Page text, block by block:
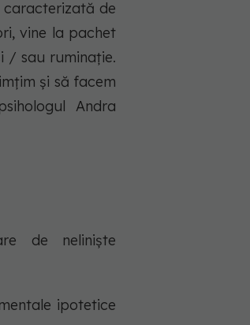
de
vine la pachet
/ sau ruminație.
și să facem
Andra
de nelinişte
ipotetice